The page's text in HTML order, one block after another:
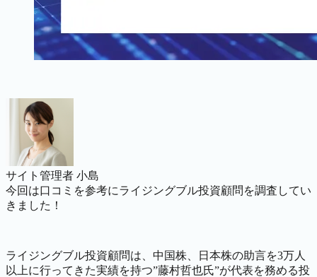
サイト管理者 小島
今回は口コミを参考にライジングブル投資顧問を調査してい
きました！
ライジングブル投資顧問は、中国株、日本株の助言を3万人
以上に行ってきた実績を持つ”藤村哲也氏”が代表を務める投